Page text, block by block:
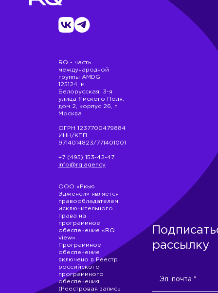
RQ - часть
международной
группы AMDG.
125124, м.
Белорусская, 3-я
улица Ямского Поля,
дом 2, корпус 26, г.
Москва
ОГРН 1237700479884
ИНН/КПП
9714014823/771401001
+7 (495) 153-42-47
info@rq.agency
ООО «Ркью
Эдженси» является
правообладателем
исключительного
права на
программное
обеспечение «RQ
view».
Программное
обеспечение
включено в Реестр
российского
программного
обеспечения
(Реестровая запись
рассылку